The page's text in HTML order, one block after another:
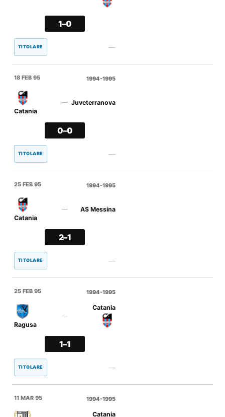
1–0
TITOLARE —
18 FEB 95
Catania
— Juveterranova
0–0
TITOLARE —
1994-1995
25 FEB 95
Catania
— AS Messina
2–1
TITOLARE —
1994-1995
25 FEB 95
Ragusa
—
Catania
1–1
TITOLARE —
1994-1995
11 MAR 95
Catania
1994-1995